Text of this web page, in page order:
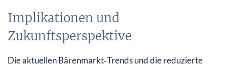
Implikationen und
Zukunftsperspektive
Die aktuellen Bärenmarkt‑Trends und die reduzierte